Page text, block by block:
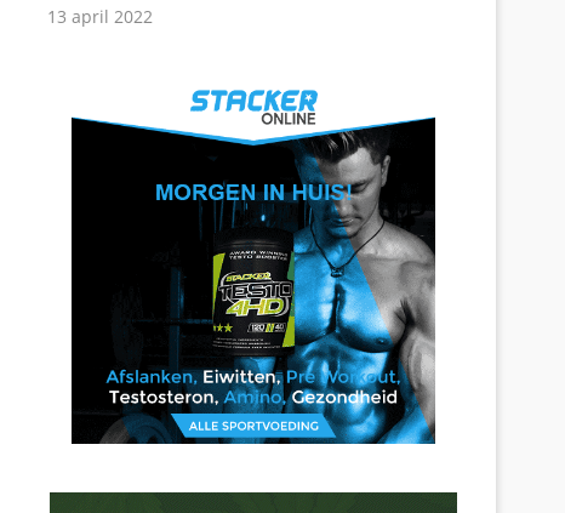
13 april 2022